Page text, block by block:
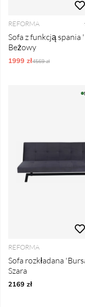
REFORMA
Sofa z funkcją spania
Beżowy
1999 złOrdynarne ceny:
4569 zł
REFORMA
Sofa rozkładana
Szara
2169 zł